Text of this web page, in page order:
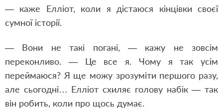
— каже Елліот, коли я дістаюся кінцівки своєї
сумної історії.
— Вони не такі погані, — кажу не зовсім
переконливо. — Це все я. Чому я так усім
переймаюся? Я ще можу зрозуміти першого разу,
але сьогодні… Елліот схиляє голову набік — так
він робить, коли про щось думає.